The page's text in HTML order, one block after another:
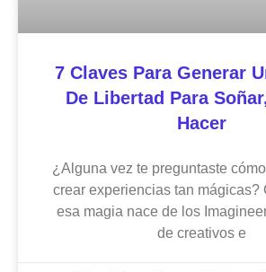
7 Claves Para Generar
De Libertad Para
Hacer
¿Alguna vez te preguntaste
crear experiencias tan mágicas?
esa magia nace de los
de creativos e